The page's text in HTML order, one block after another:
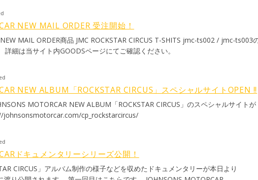
人の個性的で愉しいメンバーと音楽が出来たこと、本当に感謝しています！ メンバ
も、みんなとの絆も、私の宝物です。 有り難う。 rinamame 【COLEMANより】
It is with Great Sadness that i have made the decision to leave Johnsons
five years of playing to, and meeting so many new friends, as well as
I look forward to closely following the bands future. All the best Coleman
しい時間だった。 新しい友達にいっぱい出会い、素晴らしい音楽を作り上げ
来を近くで応援することを楽しみにしています。 コールマン 【MARTINより】
wo tsuzukeru koto wa sugoi koto da. Jinsei wa ikkai dake dakara, Tsuzukeru
yamerukoto mo daiji nanda. Wakai koro ni Rina to deai, Yagate Coleman
ni michi wo aruita kedo, Wakareru koto ni natta. Oretachi JOHNSONS
Massugu, mayowazu ni aruite kure. Doko made mo. MARTIN 人生12年をか
ごいことだ。 人生は一回だけだから、 続けるのも大事なんだけど、 時には、止
い頃にリナと出会い、やがてCOLEMANも側にいた。 ずいぶん一緒に道を歩いたけ
俺たちJOHNSONS MOTORCARは、曲を書いて、 それを演奏してる時が、最高だ
NEW MAIL ORDER 受注開始！
CIRCUS T-SHITS jmc-ts002 / jmc-ts003の
細は当サイト内GOODSページにてご確認ください。
NEW ALBUM「ROCKSTAR CIRCUS」スペシャルサイトOPEN !!
MOTORCAR NEW ALBUM「ROCKSTAR CIRCUS」のスペシャルサイトが
johnsonsmotorcar.com/cp_rockstarcircus/
ドキュメンタリーシリーズ公開！
CIRCUS」アルバム制作の様子などを収めたドキュメンタリーが本日より